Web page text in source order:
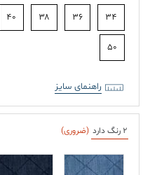
۳۴ ۳۶ ۳۸ ۴۰
۵۰
راهنمای سایز
2 رنگ دارد (ضروری)